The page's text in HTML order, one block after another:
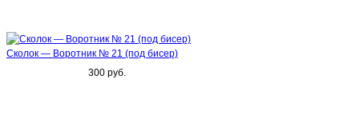
Сколок — Воротник № 21 (под бисер)
300 руб.